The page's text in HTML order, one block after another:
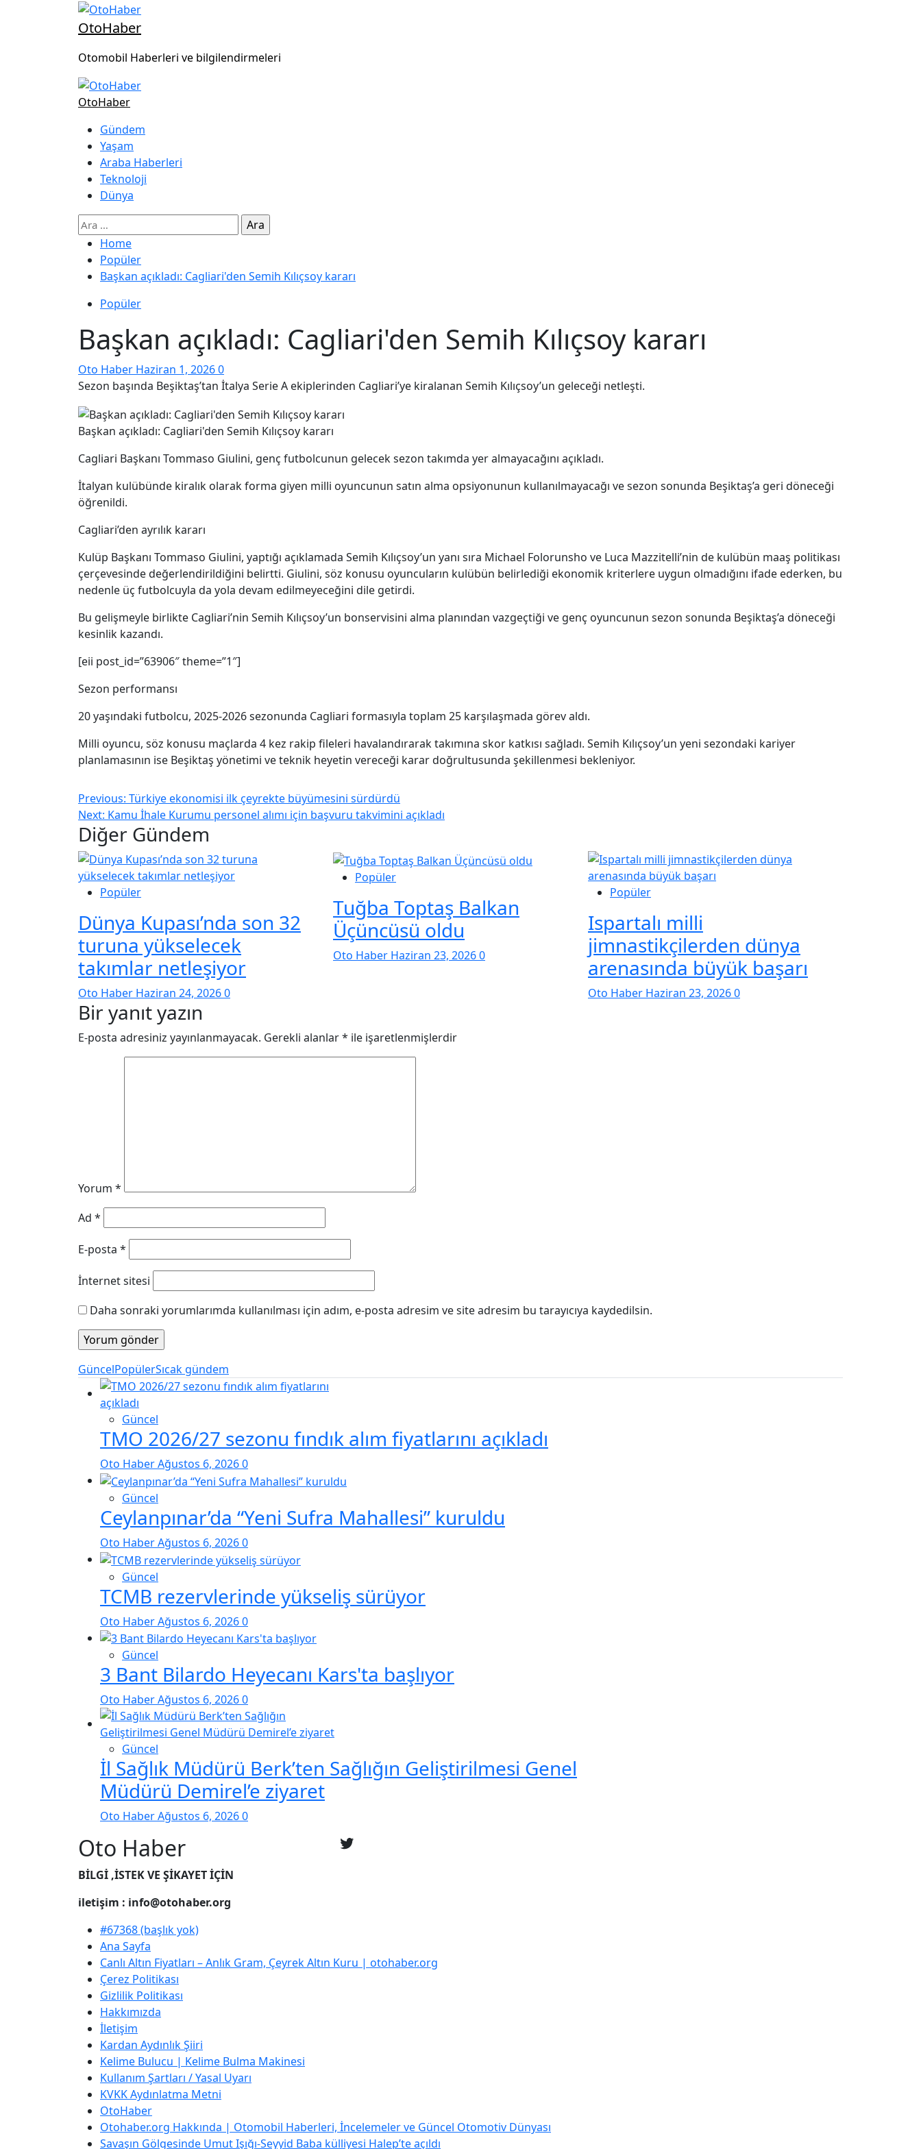
OtoHaber
Otomobil Haberleri ve bilgilendirmeleri
OtoHaber
Gündem
Yaşam
Araba Haberleri
Teknoloji
Dünya
Home
Popüler
Başkan açıkladı: Cagliari'den Semih Kılıçsoy kararı
Popüler
Başkan açıkladı: Cagliari'den Semih Kılıçsoy kararı
Oto Haber Haziran 1, 20260
Sezon başında Beşiktaş’tan İtalya Serie A ekiplerinden Cagliari’ye kiralanan Semih Kılıçsoy’un geleceği netleşti.
Başkan açıkladı: Cagliari'den Semih Kılıçsoy kararı
Cagliari Başkanı Tommaso Giulini, genç futbolcunun gelecek sezon takımda yer almayacağını açıkladı.
İtalyan kulübünde kiralık olarak forma giyen milli oyuncunun satın alma opsiyonunun kullanılmayacağı ve sezon sonunda Beşiktaş’a geri döneceği
öğrenildi.
Cagliari’den ayrılık kararı
Kulüp Başkanı Tommaso Giulini, yaptığı açıklamada Semih Kılıçsoy’un yanı sıra Michael Folorunsho ve Luca Mazzitelli’nin de kulübün maaş politikası
çerçevesinde değerlendirildiğini belirtti. Giulini, söz konusu oyuncuların kulübün belirlediği ekonomik kriterlere uygun olmadığını ifade ederken, bu
nedenle üç futbolcuyla da yola devam edilmeyeceğini dile getirdi.
Bu gelişmeyle birlikte Cagliari’nin Semih Kılıçsoy’un bonservisini alma planından vazgeçtiği ve genç oyuncunun sezon sonunda Beşiktaş’a döneceği
kesinlik kazandı.
[eii post_id=”63906″ theme=”1″]
Sezon performansı
20 yaşındaki futbolcu, 2025-2026 sezonunda Cagliari formasıyla toplam 25 karşılaşmada görev aldı.
Milli oyuncu, söz konusu maçlarda 4 kez rakip fileleri havalandırarak takımına skor katkısı sağladı. Semih Kılıçsoy’un yeni sezondaki kariyer
planlamasının ise Beşiktaş yönetimi ve teknik heyetin vereceği karar doğrultusunda şekillenmesi bekleniyor.
Previous: Türkiye ekonomisi ilk çeyrekte büyümesini sürdürdü
Next: Kamu İhale Kurumu personel alımı için başvuru takvimini açıkladı
Diğer Gündem
Popüler
Dünya Kupası’nda son 32
turuna yükselecek
takımlar netleşiyor
Oto Haber Haziran 24, 20260
Popüler
Tuğba Toptaş Balkan
Üçüncüsü oldu
Oto Haber Haziran 23, 20260
Popüler
Ispartalı milli
jimnastikçilerden dünya
arenasında büyük başarı
Oto Haber Haziran 23, 20260
Bir yanıt yazın
E-posta adresiniz yayınlanmayacak. Gerekli alanlar* ile işaretlenmişlerdir
Yorum *
Ad *
E-posta *
İnternet sitesi
Daha sonraki yorumlarımda kullanılması için adım, e-posta adresim ve site adresim bu tarayıcıya kaydedilsin.
GüncelPopülerSıcak gündem
Güncel
TMO 2026/27 sezonu fındık alım fiyatlarını açıkladı
Oto HaberAğustos 6, 20260
Güncel
Ceylanpınar’da “Yeni Sufra Mahallesi” kuruldu
Oto HaberAğustos 6, 20260
Güncel
TCMB rezervlerinde yükseliş sürüyor
Oto HaberAğustos 6, 20260
Güncel
3 Bant Bilardo Heyecanı Kars'ta başlıyor
Oto HaberAğustos 6, 20260
Güncel
İl Sağlık Müdürü Berk’ten Sağlığın Geliştirilmesi Genel
Müdürü Demirel’e ziyaret
Oto HaberAğustos 6, 20260
Oto Haber
BİLGİ ,İSTEK VE ŞİKAYET İÇİN
iletişim : info@otohaber.org
#67368 (başlık yok)
Ana Sayfa
Canlı Altın Fiyatları – Anlık Gram, Çeyrek Altın Kuru | otohaber.org
Çerez Politikası
Gizlilik Politikası
Hakkımızda
İletişim
Kardan Aydınlık Şiiri
Kelime Bulucu | Kelime Bulma Makinesi
Kullanım Şartları / Yasal Uyarı
KVKK Aydınlatma Metni
OtoHaber
Otohaber.org Hakkında | Otomobil Haberleri, İncelemeler ve Güncel Otomotiv Dünyası
Savaşın Gölgesinde Umut Işığı-Seyyid Baba külliyesi Halep’te açıldı